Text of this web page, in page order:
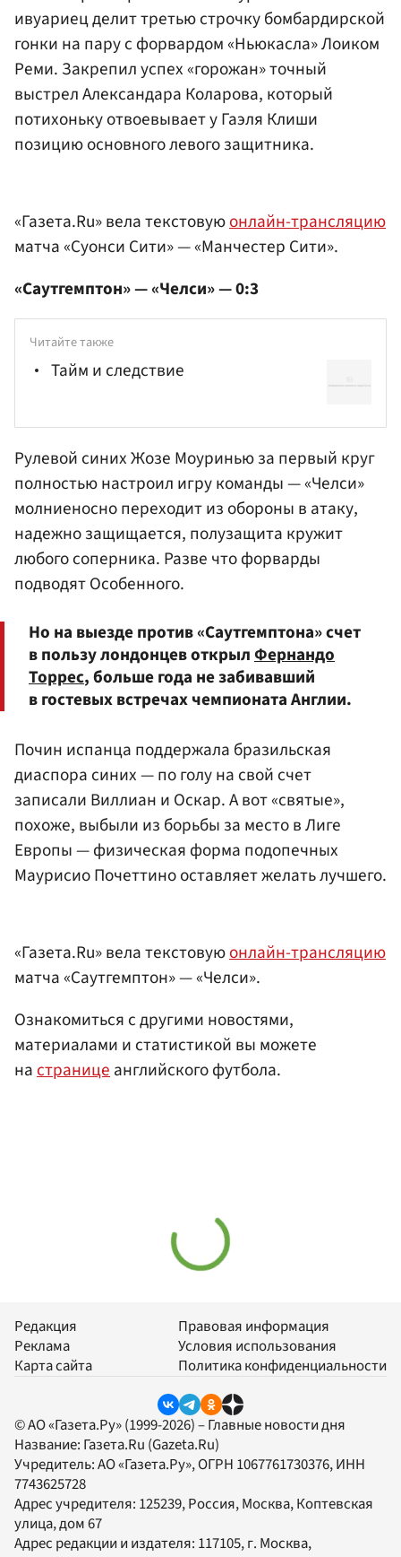
ивуариец делит третью строчку бомбардирской
гонки на пару с форвардом «Ньюкасла» Лоиком
Реми. Закрепил успех «горожан» точный
выстрел Александара Коларова, который
потихоньку отвоевывает у Гаэля Клиши
позицию основного левого защитника.
«Газета.Ru» вела текстовуюонлайн-трансляцию
матча «Суонси Сити» — «Манчестер Сити».
«Саутгемптон» — «Челси» — 0:3
Читайте также
Тайм и следствие
Рулевой синих Жозе Моуринью за первый круг
полностью настроил игру команды — «Челси»
молниеносно переходит из обороны в атаку,
надежно защищается, полузащита кружит
любого соперника. Разве что форварды
подводят Особенного.
Но на выезде против «Саутгемптона» счет
в пользу лондонцев открылФернандо
Торрес, больше года не забивавший
в гостевых встречах чемпионата Англии.
Почин испанца поддержала бразильская
диаспора синих — по голу на свой счет
записали Виллиан и Оскар. А вот «святые»,
похоже, выбыли из борьбы за место в Лиге
Европы — физическая форма подопечных
Маурисио Почеттино оставляет желать лучшего.
«Газета.Ru» вела текстовуюонлайн-трансляцию
матча «Саутгемптон» — «Челси».
Ознакомиться с другими новостями,
материалами и статистикой вы можете
настраницеанглийского футбола.
Редакция
Реклама
Карта сайта
Правовая информация
Условия использования
Политика конфиденциальности
© АО «Газета.Ру» (1999-2026) – Главные новости дня
Название: Газета.Ru (Gazeta.Ru)
Учредитель:АО «Газета.Ру», ОГРН 1067761730376, ИНН
7743625728
Адрес учредителя: 125239, Россия, Москва, Коптевская
улица, дом 67
Адрес редакции и издателя: 117105, г. Москва,